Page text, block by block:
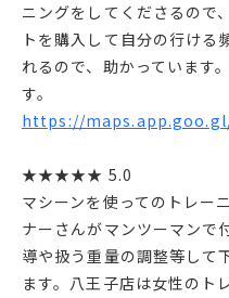
ニングをしてくださるので
トを購入して自分の行ける
れるので、助かっています
す。
https://maps.app.goo.gl/
★★★★★ 5.0
マシーンを使ってのトレー
ナーさんがマンツーマンで
導や扱う重量の調整等して
ます。八王子店は女性のト